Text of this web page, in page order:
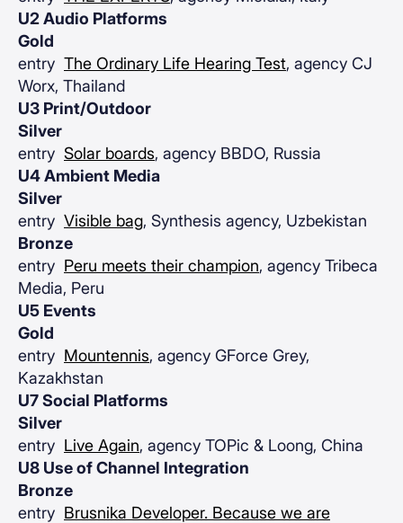
U2 Audio Platforms
Gold
entry The Ordinary Life Hearing Test, agency CJ
Worx, Thailand
U3 Print/Outdoor
Silver
entry Solar boards, agency BBDO, Russia
U4 Ambient Media
Silver
entry Visible bag, Synthesis agency, Uzbekistan
Bronze
entry Peru meets their champion, agency Tribeca
Media, Peru
U5 Events
Gold
entry Mountennis, agency GForce Grey,
Kazakhstan
U7 Social Platforms
Silver
entry Live Again, agency TOPic & Loong, China
U8 Use of Channel Integration
Bronze
entry Brusnika Developer. Because we are